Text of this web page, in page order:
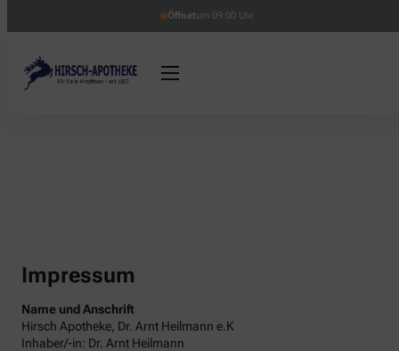
Öffnetum 09:00 Uhr
Impressum
Name und Anschrift
Hirsch Apotheke, Dr. Arnt Heilmann e.K
Inhaber/-in: Dr. Arnt Heilmann